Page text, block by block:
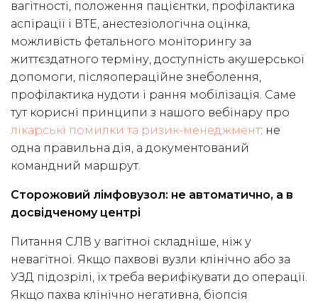
вагітності, положення пацієнтки, профілактика
аспірації і ВТЕ, анестезіологічна оцінка,
можливість фетального моніторингу за
життєздатного терміну, доступність акушерської
допомоги, післяопераційне знеболення,
профілактика нудоти і рання мобілізація. Саме
тут корисні принципи з нашого вебінару про
лікарські помилки та ризик-менеджмент: не
одна правильна дія, а документований
командний маршрут.
Сторожовий лімфовузол: не автоматично, а в
досвідченому центрі
Питання СЛВ у вагітної складніше, ніж у
невагітної. Якщо пахвові вузли клінічно або за
УЗД підозрілі, їх треба верифікувати до операції.
Якщо пахва клінічно негативна, біопсія